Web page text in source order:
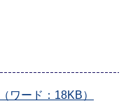
ワード：18KB）